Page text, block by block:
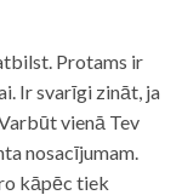
Protams ir
Ir svarīgi zināt, ja
vienā Tev
nosacījumam.
kāpēc tiek